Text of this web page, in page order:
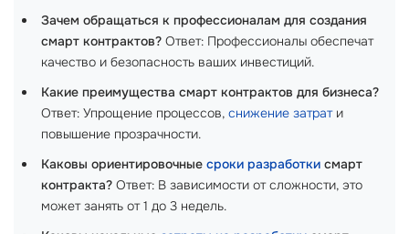
Зачем обращаться к профессионалам для создания
смарт контрактов? Ответ: Профессионалы обеспечат
качество и безопасность ваших инвестиций.
Какие преимущества смарт контрактов для бизнеса?
Ответ: Упрощение процессов, снижение затрати
повышение прозрачности.
Каковы ориентировочные сроки разработки смарт
контракта? Ответ: В зависимости от сложности, это
может занять от 1 до 3 недель.